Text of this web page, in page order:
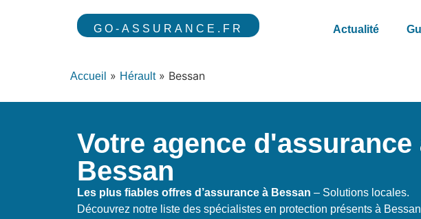
GO-ASSURANCE.FR Actualité
Accueil » Hérault» Bessan
Votre agence d'assurance
Bessan
Les plus fiables offres d’assurance à Bessan – Solutions locales.
Découvrez notre liste des spécialistes en protection présents à